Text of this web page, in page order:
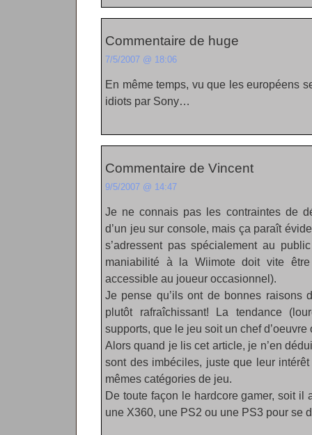
Commentaire de huge
7/5/2007 @ 18:06
En même temps, vu que les européens
idiots par Sony…
Commentaire de Vincent
9/5/2007 @ 14:47
Je ne connais pas les contraintes de
d’un jeu sur console, mais ça paraît
s’adressent pas spécialement au
maniabilité à la Wiimote doit vite
accessible au joueur occasionnel).
Je pense qu’ils ont de bonnes raisons
plutôt rafraîchissant! La tendance
supports, que le jeu soit un chef d’oeuvre
Alors quand je lis cet article, je n’en
sont des imbéciles, juste que leur
mêmes catégories de jeu.
De toute façon le hardcore gamer, soit
une X360, une PS2 ou une PS3 pour se